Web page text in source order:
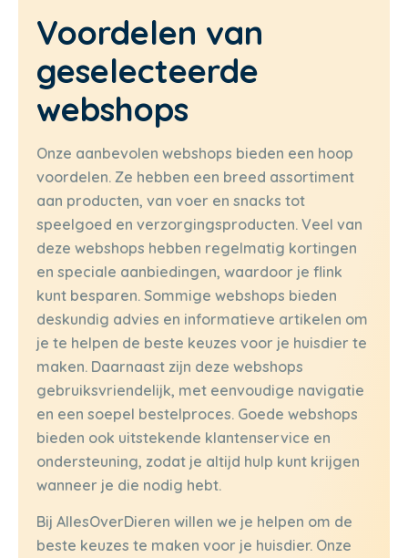
Voordelen van
geselecteerde
webshops
Onze aanbevolen webshops bieden een hoop
voordelen. Ze hebben een breed assortiment
aan producten, van voer en snacks tot
speelgoed en verzorgingsproducten. Veel van
deze webshops hebben regelmatig kortingen
en speciale aanbiedingen, waardoor je flink
kunt besparen. Sommige webshops bieden
deskundig advies en informatieve artikelen om
je te helpen de beste keuzes voor je huisdier te
maken. Daarnaast zijn deze webshops
gebruiksvriendelijk, met eenvoudige navigatie
en een soepel bestelproces. Goede webshops
bieden ook uitstekende klantenservice en
ondersteuning, zodat je altijd hulp kunt krijgen
wanneer je die nodig hebt.
Bij AllesOverDieren willen we je helpen om de
beste keuzes te maken voor je huisdier. Onze